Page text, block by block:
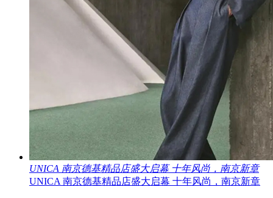
UNICA 南京德基精品店盛大启幕 十年风尚，南京新章
UNICA 南京德基精品店盛大启幕 十年风尚，南京新章